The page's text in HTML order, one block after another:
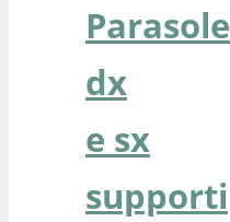
Parasole
dx
e sx
supporti